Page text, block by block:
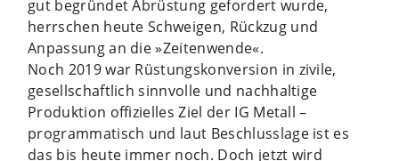
gut begründet Abrüstung gefordert wurde,
herrschen heute Schweigen, Rückzug und
Anpassung an die »Zeitenwende«.
Noch 2019 war Rüstungskonversion in zivile,
gesellschaftlich sinnvolle und nachhaltige
Produktion offizielles Ziel der IG Metall –
programmatisch und laut Beschlusslage ist es
das bis heute immer noch. Doch jetzt wird